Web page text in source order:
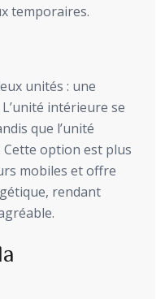
temporaires.
unités : une
intérieure se
que l’unité
Cette option est plus
mobiles et offre
rendant